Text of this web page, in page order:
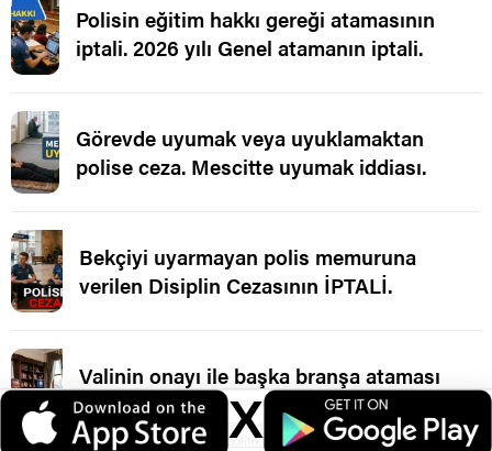
X
Veri politikasındaki amaçlarla sınırlı ve mevzuata uygun şekilde çerez
konumlandırmaktayız. Detaylar içinveri politikamızıinceleyebilirsiniz.